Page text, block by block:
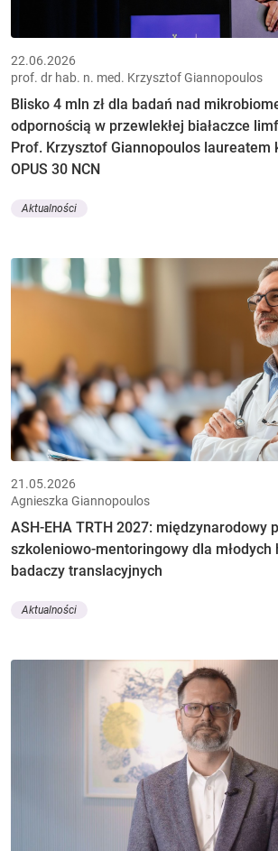
22.06.2026
prof. dr hab. n. med. Krzysztof Giannopoulos
Blisko 4 mln zł dla badań nad
odpornością w przewlekłej białaczce
Prof. Krzysztof Giannopoulos laureatem
OPUS 30 NCN
Aktualności
21.05.2026
Agnieszka Giannopoulos
ASH-EHA TRTH 2027: międzynarodowy
szkoleniowo-mentoringowy dla młodych
badaczy translacyjnych
Aktualności